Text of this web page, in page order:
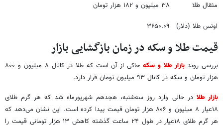
مثقال طلا ۳۸ میلیون و ۱۸۲ هزار تومان
اونس طلا (دلار) ۳۶۵۰.۰۹
قیمت طلا و سکه در زمان بازگشایی بازار
بررسی روند بازار طلا و سکه
حاکی از آن است که طلا در کانال ۸ میلیون و ۸۰۰
هزار تومان و سکه در کانال ۹۳ میلیون تومان قرار دارد.
بازار طلا در حالی وارد روز سه‌شنبه، هجدهم شهریورماه شد که هر گرم طلای
۱۸عیار ۸ میلیون و ۸۰۶ هزار تومان قیمت پیدا کرده است. این نشان می‌دهد که
هر گرم طلای ۱۸عیار در طول ۲۴ ساعت گذشته کاهش ۱۳ هزار تومانی قیمت را